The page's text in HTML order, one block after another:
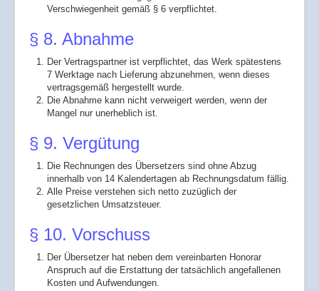
Verschwiegenheit gemäß § 6 verpflichtet.
§ 8. Abnahme
Der Vertragspartner ist verpflichtet, das Werk spätestens
7 Werktage nach Lieferung abzunehmen, wenn dieses
vertragsgemäß hergestellt wurde.
Die Abnahme kann nicht verweigert werden, wenn der
Mangel nur unerheblich ist.
§ 9. Vergütung
Die Rechnungen des Übersetzers sind ohne Abzug
innerhalb von 14 Kalendertagen ab Rechnungsdatum fällig.
Alle Preise verstehen sich netto zuzüglich der
gesetzlichen Umsatzsteuer.
§ 10. Vorschuss
Der Übersetzer hat neben dem vereinbarten Honorar
Anspruch auf die Erstattung der tatsächlich angefallenen
Kosten und Aufwendungen.